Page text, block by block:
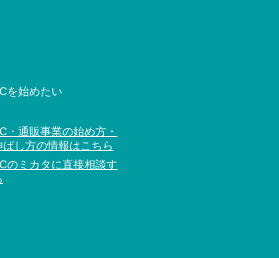
を始めたい
・通販事業の始め方・
ばし方の情報はこちら
のミカタに直接相談す